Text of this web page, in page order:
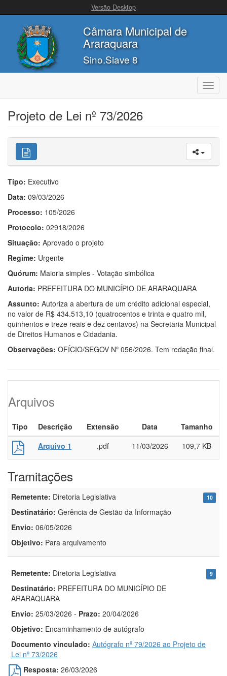
Versão Desktop
Câmara Municipal de
Araraquara
Sino.Siave 8
Projeto de Lei nº 73/2026
Tipo: Executivo
Data: 09/03/2026
Processo: 105/2026
Protocolo: 02918/2026
Situação: Aprovado o projeto
Regime: Urgente
Quórum: Maioria simples - Votação simbólica
Autoria: PREFEITURA DO MUNICÍPIO DE ARARAQUARA
Assunto: Autoriza a abertura de um crédito adicional especial,
no valor de R$ 434.513,10 (quatrocentos e trinta e quatro mil,
quinhentos e treze reais e dez centavos) na Secretaria Municipal
de Direitos Humanos e Cidadania.
Observações: OFÍCIO/SEGOV Nº 056/2026. Tem redação final.
Arquivos
Tipo Descrição Extensão Data
Tamanho
Arquivo 1
.pdf 11/03/2026 109,7 KB
Tramitações
10
Remetente: Diretoria Legislativa
Destinatário: Gerência de Gestão da Informação
Envio: 06/05/2026
Objetivo: Para arquivamento
9
Remetente: Diretoria Legislativa
Destinatário: PREFEITURA DO MUNICÍPIO DE
ARARAQUARA
Envio: 25/03/2026 - Prazo: 20/04/2026
Objetivo: Encaminhamento de autógrafo
Documento vinculado: Autógrafo nº 79/2026 ao Projeto de
Lei nº 73/2026
Resposta: 26/03/2026